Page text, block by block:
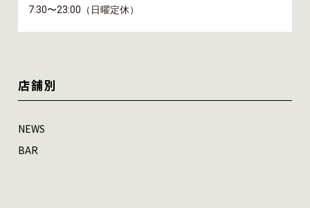
7:30〜23:00（日曜定休）
店舗別
NEWS
BAR